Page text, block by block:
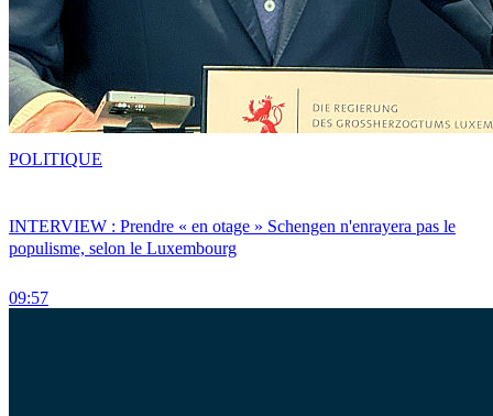
INTERVIEW : Prendre « en otage » Schengen n'enrayera pas le
populisme, selon le Luxembourg
09:57
POLITIQUE